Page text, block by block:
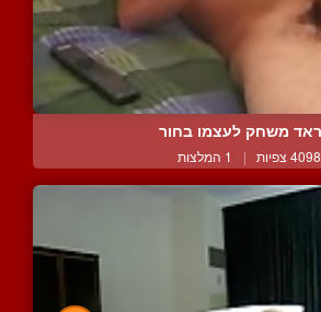
משחק לעצמו בחור
4098 צפיות | 1 המלצות